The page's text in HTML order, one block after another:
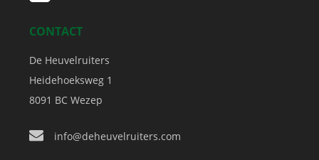
CONTACT
De Heuvelruiters
Heidehoeksweg 1
8091 BC Wezep
info@deheuvelruiters.com